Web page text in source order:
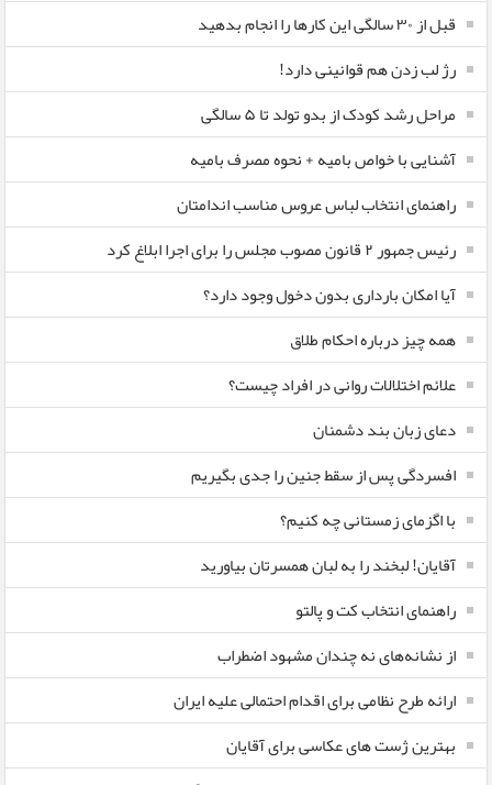
قبل از ۳۰ سالگی این کارها را انجام بدهید
رژ لب زدن هم قوانینی دارد!
مراحل رشد کودک از بدو تولد تا ۵ سالگی
آشنایی با خواص بامیه + نحوه مصرف بامیه
راهنمای انتخاب لباس عروس مناسب اندامتان
رئیس جمهور ۲ قانون مصوب مجلس را برای اجرا ابلاغ کرد
آیا امکان بارداری بدون دخول وجود دارد؟
همه چیز درباره احکام طلاق
علائم اختلالات روانی در افراد چیست؟
دعای زبان بند دشمنان
افسردگی پس از سقط جنین را جدی بگیریم
با اگزمای زمستانی چه کنیم؟
آقایان! لبخند را به لبان همسرتان بیاورید
راهنمای انتخاب کت و پالتو
از نشانه‌های نه چندان مشهود اضطراب
ارائه طرح نظامی برای اقدام احتمالی علیه ایران
بهترین ژست های عکاسی برای آقایان